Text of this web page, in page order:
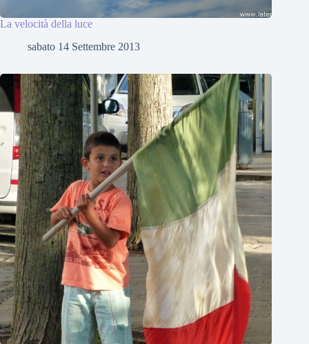
La velocità della luce
sabato 14 Settembre 2013